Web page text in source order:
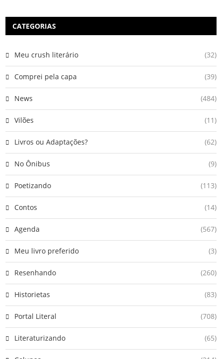
CATEGORIAS
Meu crush literário (32)
Comprei pela capa (39)
News (484)
Vilões (11)
Livros ou Adaptações? (62)
No Ônibus (9)
Poetizando (113)
Contos (14)
Agenda (567)
Meu livro preferido (3)
Resenhando (260)
Historietas (83)
Portal Literal (708)
Literaturizando (65)